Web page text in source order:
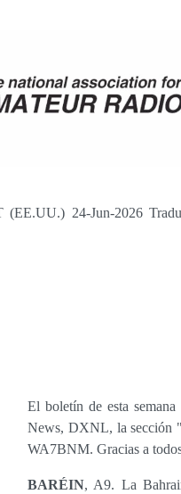
24-Jun-2026
El boletín de esta
News, DXNL, la sección
WA7BNM. Gracias a
BARÉIN, A9. La